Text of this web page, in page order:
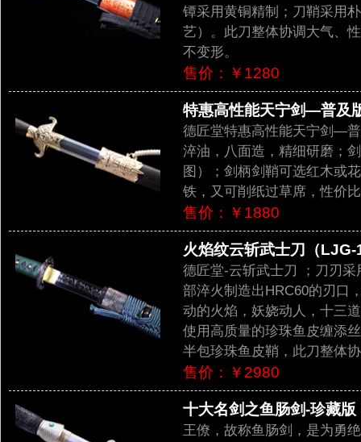
镡采用黄铜精制；刀鞘采用
艺）。此刀整体协调大气、
不变形。
售价：￥1280
特惠高性能天宁剑—普及
德匠堂特惠高性能天宁剑—
淬油，八面造，精细研磨；
图）；剑柄剑鞘可选红木或
铁，又可削纸过草席，性价
售价：￥1880
火焰纹云斩武士刀（LJG-
德匠堂-云斩武士刀 ；刀刃
部淬火制造出HRC60的刃口
动的火焰，妖娆动人，十三
使用高质量的珍珠鱼皮缠添
半包珍珠鱼皮鞘，此刀整体
售价：￥2980
十大名剑之鱼肠剑-珍藏
王僚，故称鱼肠剑，是为勇